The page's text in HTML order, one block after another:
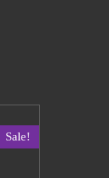
Sale!